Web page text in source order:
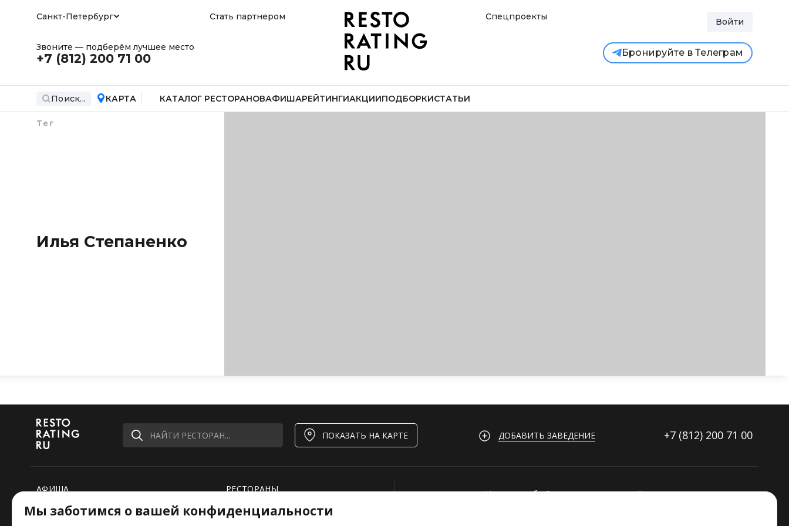
Санкт-Петербург Стать партнером Спецпроекты Войти
Звоните — подберём лучшее место
+7 (812) 200 71 00 Бронируйте в Телеграм
Поиск... КАРТА КАТАЛОГ РЕСТОРАНОВАФИШАРЕЙТИНГИАКЦИИПОДБОРКИСТАТЬИ
Тег
Илья Степаненко
НАЙТИ РЕСТОРАН... ПОКАЗАТЬ НА КАРТЕ ДОБАВИТЬ ЗАВЕДЕНИЕ +7 (812) 200 71 00
АФИША
РЕСТОРАНЫ
РЕЙТИНГИ
НОВОСТИ
Нашли ошибку?
Контакты
Мы заботимся о вашей конфиденциальности